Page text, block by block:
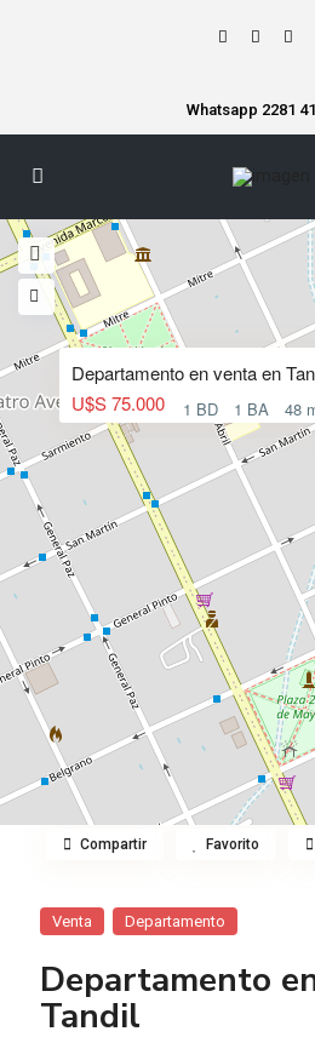
Whatsapp 2281
Departamento en venta en
U$S 75.000
1 BD 1 BA 48
Venta Departamento
Departamento
Tandil
Compartir Favorito